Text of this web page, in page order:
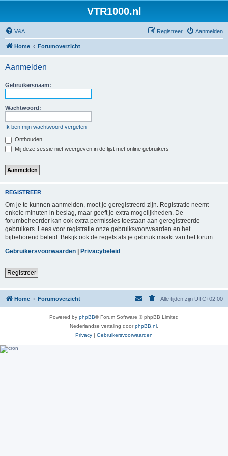
VTR1000.nl
V&A Aanmelden
Registreer
Home Forumoverzicht
Aanmelden
Gebruikersnaam:
Wachtwoord:
Ik ben mijn wachtwoord vergeten
Onthouden
Mij deze sessie niet weergeven in de lijst met online gebruikers
REGISTREER
Om je te kunnen aanmelden, moet je geregistreerd zijn. Registratie neemt
enkele minuten in beslag, maar geeft je extra mogelijkheden. De
forumbeheerder kan ook extra permissies toestaan aan geregistreerde
gebruikers. Lees voor registratie onze gebruiksvoorwaarden en het
bijbehorend beleid. Bekijk ook de regels als je gebruik maakt van het forum.
Gebruikersvoorwaarden | Privacybeleid
Registreer
Home Forumoverzicht Alle tijden zijn UTC+02:00
Powered by phpBB® Forum Software © phpBB Limited
Nederlandse vertaling doorphpBB.nl
Privacy | Gebruikersvoorwaarden